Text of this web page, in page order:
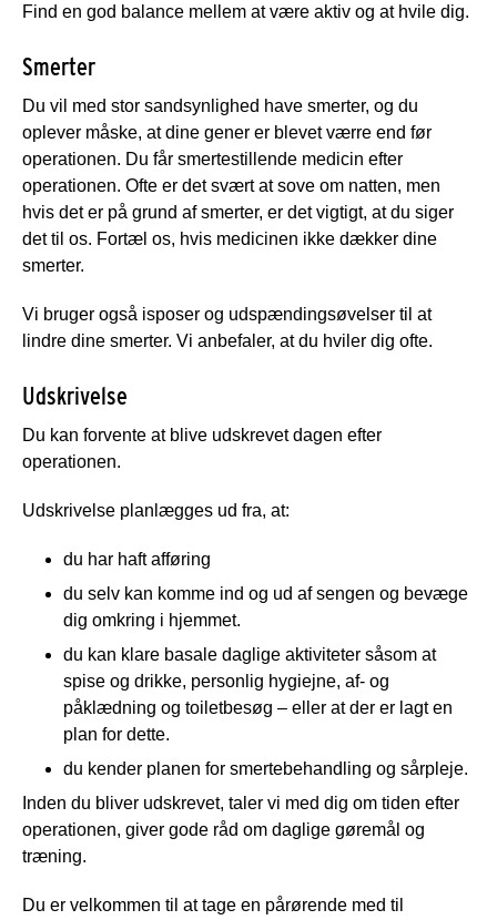
Find en god balance mellem at være aktiv og at hvile dig.
Smerter
Du vil med stor sandsynlighed have smerter, og du
oplever måske, at dine gener er blevet værre end før
operationen. Du får smertestillende medicin efter
operationen. Ofte er det svært at sove om natten, men
hvis det er på grund af smerter, er det vigtigt, at du siger
det til os. Fortæl os, hvis medicinen ikke dækker dine
smerter.
Vi bruger også isposer og udspændingsøvelser til at
lindre dine smerter. Vi anbefaler, at du hviler dig ofte.
Udskrivelse
Du kan forvente at blive udskrevet dagen efter
operationen.
Udskrivelse planlægges ud fra, at:
du har haft afføring
du selv kan komme ind og ud af sengen og bevæge
dig omkring i hjemmet.
du kan klare basale daglige aktiviteter såsom at
spise og drikke, personlig hygiejne, af- og
påklædning og toiletbesøg – eller at der er lagt en
plan for dette.
du kender planen for smertebehandling og sårpleje.
Inden du bliver udskrevet, taler vi med dig om tiden efter
operationen, giver gode råd om daglige gøremål og
træning.
Du er velkommen til at tage en pårørende med til